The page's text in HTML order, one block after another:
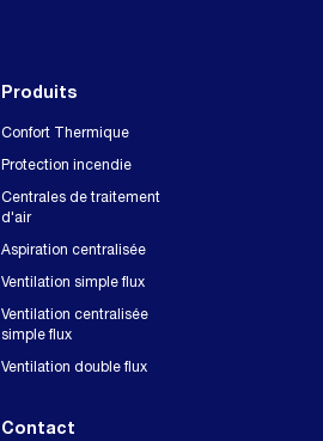
Produits
Confort Thermique
Protection incendie
Centrales de traitement
d'air
Aspiration centralisée
Ventilation simple flux
Ventilation centralisée
simple flux
Ventilation double flux
Contact